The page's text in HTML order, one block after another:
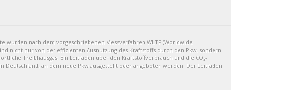
wurden nach dem vorgeschriebenen Messverfahren WLTP (Worldwide
nicht nur von der effizienten Ausnutzung des Kraftstoffs durch den Pkw, sondern
Treibhausgas. Ein Leitfaden über den Kraftstoffverbrauch und die CO₂-
an dem neue Pkw ausgestellt oder angeboten werden. Der Leitfaden